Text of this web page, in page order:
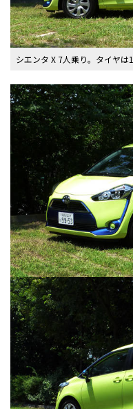
シエンタ X 7人乗り。タイヤ